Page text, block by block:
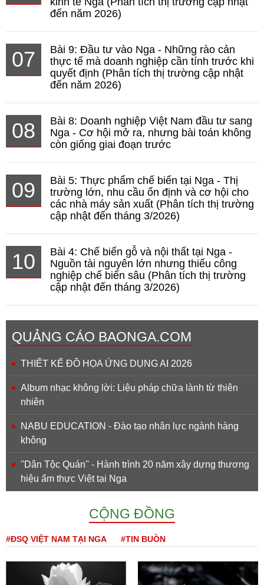
đến năm 2026)
07
Bài 9: Đầu tư vào Nga - Những rào cản
thực tế mà doanh nghiệp cần tính trước khi
quyết định (Phân tích thị trường cập nhật
đến năm 2026)
08
Bài 8: Doanh nghiệp Việt Nam đầu tư sang
Nga - Cơ hội mở ra, nhưng bài toán không
còn giống giai đoạn trước
09
Bài 5: Thực phẩm chế biến tại Nga - Thị
trường lớn, nhu cầu ổn định và cơ hội cho
các nhà máy sản xuất (Phân tích thị trường
cập nhật đến tháng 3/2026)
10
Bài 4: Chế biến gỗ và nội thất tại Nga -
Nguồn tài nguyên lớn nhưng thiếu công
nghiệp chế biến sâu (Phân tích thị trường
cập nhật đến tháng 3/2026)
QUẢNG CÁO BAONGA.COM
THIẾT KẾ ĐỒ HỌA ỨNG DỤNG AI 2026
Album nhạc không lời: Liệu pháp chữa lành từ thiên
nhiên
NABU EDUCATION - Đào tạo nhân lực ngành hàng
không
''Dân Tộc Quán'' - Hành trình 20 năm xây dựng thương
hiệu ẩm thực Việt tại Nga
CỘNG ĐỒNG
#ĐSQ VIỆT NAM TẠI NGA #TIN BUỒN